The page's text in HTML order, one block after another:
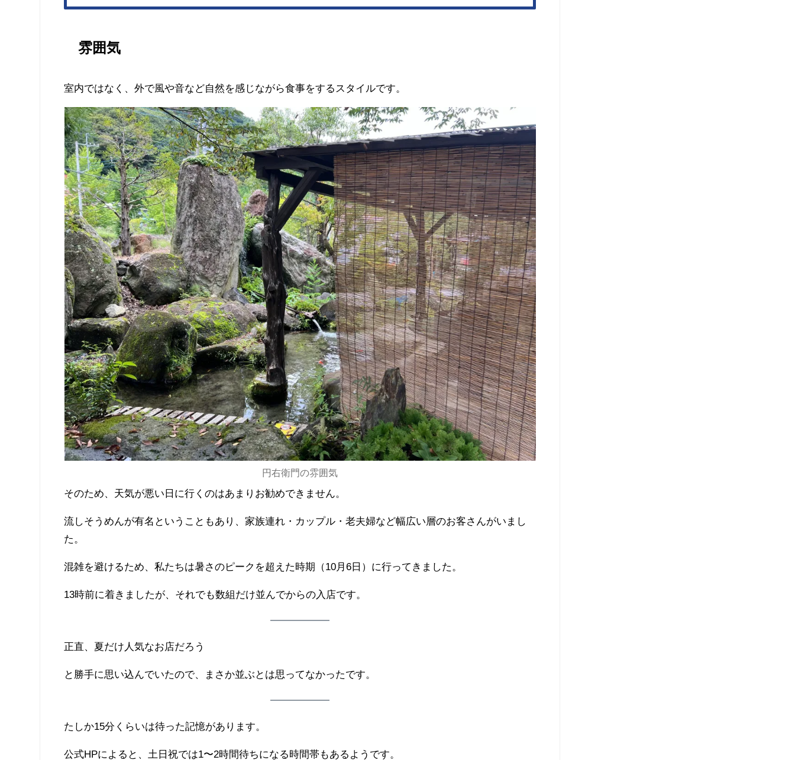
雰囲気
室内ではなく、外で風や音など自然を感じながら食事をするスタイルです。
円右衛門の雰囲気
そのため、天気が悪い日に行くのはあまりお勧めできません。
流しそうめんが有名ということもあり、家族連れ・カップル・老夫婦など幅広い層のお客さんがいまし
た。
混雑を避けるため、私たちは暑さのピークを超えた時期（10月6日）に行ってきました。
13時前に着きましたが、それでも数組だけ並んでからの入店です。
正直、夏だけ人気なお店だろう
と勝手に思い込んでいたので、まさか並ぶとは思ってなかったです。
たしか15分くらいは待った記憶があります。
公式HPによると、土日祝では1〜2時間待ちになる時間帯もあるようです。